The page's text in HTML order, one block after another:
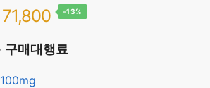
현
재
-13%
매대행료